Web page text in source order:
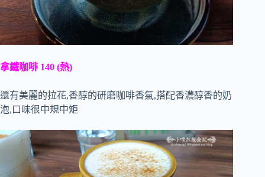
拿鐵咖啡 140 (熱)
還有美麗的拉花,香醇的研磨咖啡香氣,搭配香濃醇香的奶
泡,口味很中規中矩